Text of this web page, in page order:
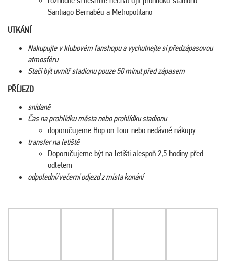
Santiago Bernabéu a Metropolitano
UTKÁNÍ
Nakupujte v klubovém fanshopu a vychutnejte si předzápasovou
atmosféru
Stačí být uvnitř stadionu pouze 50 minut před zápasem
PŘÍJEZD
snídaně
Čas na prohlídku města nebo prohlídku stadionu
doporučujeme Hop on Tour nebo nedávné nákupy
transfer na letiště
Doporučujeme být na letišti alespoň 2,5 hodiny před
odletem
odpolední/večerní odjezd z místa konání